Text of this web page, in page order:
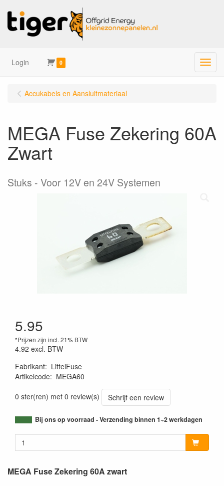
Login 0 Menu
Accukabels en Aansluitmateriaal
MEGA Fuse Zekering 60A
Zwart
Stuks Voor 12V en 24V Systemen
5.95
*Prijzen zijn incl. 21% BTW
4.92 excl. BTW
Fabrikant: LittelFuse
Artikelcode: MEGA60
0 ster(ren) met 0 review(s)
Schrijf een review
Bij ons op voorraad - Verzending binnen 1~2 werkdagen
MEGA Fuse Zekering 60A zwart